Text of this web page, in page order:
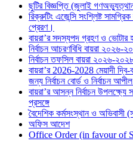
ছুটির বিজ্ঞপ্তি (জুলাই
রিক্রুটিং এজেন্সি সংশ্লিষ্ট সামগ্রিক
প্রেরণ।
বায়রা’র সদস্যপদ গ্রহণ ও ভোটার
নির্বাচন আচরণবিধি বায়রা ২০২৬-
নির্বাচন তফসিল বায়রা ২০২৬-
বায়রা’র 2026-2028 মেয়াদী দ্বি-
জন্য নির্বাচন বোর্ড ও নির্বাচন
বায়রা’র আসন্ন নির্বাচন
প্রসঙ্গে
বৈদেশিক কর্মসংস্থান ও
অফিস আদেশ
Office Order (in favour of